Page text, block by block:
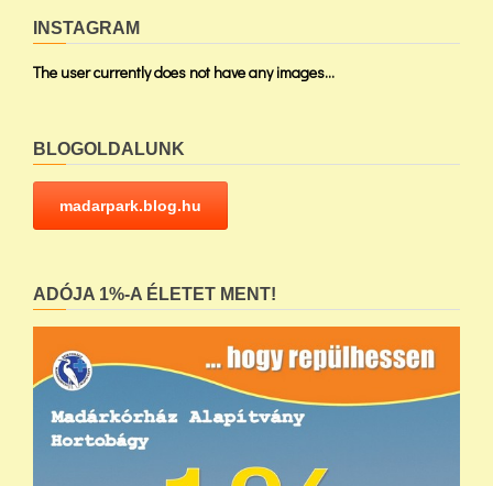
INSTAGRAM
The user currently does not have any images...
BLOGOLDALUNK
madarpark.blog.hu
ADÓJA 1%-A ÉLETET MENT!